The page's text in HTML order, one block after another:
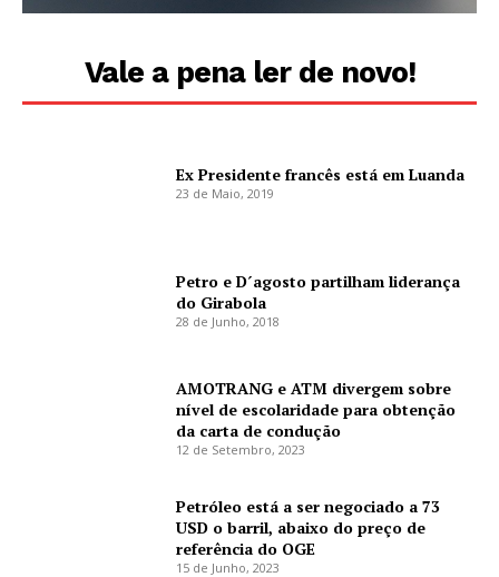
Vale a pena ler de novo!
Ex Presidente francês está em Luanda
23 de Maio, 2019
Petro e D´agosto partilham liderança
do Girabola
28 de Junho, 2018
AMOTRANG e ATM divergem sobre
nível de escolaridade para obtenção
da carta de condução
12 de Setembro, 2023
Petróleo está a ser negociado a 73
USD o barril, abaixo do preço de
referência do OGE
15 de Junho, 2023